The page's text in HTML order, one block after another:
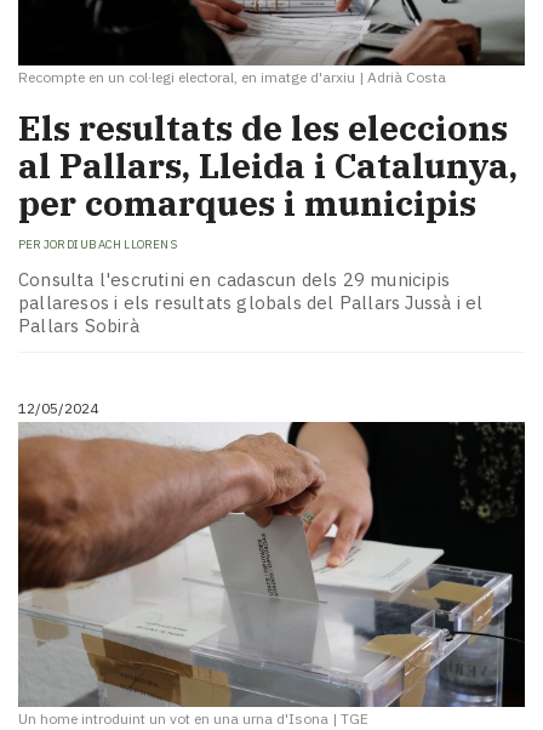
Recompte en un col·legi electoral, en imatge d'arxiu | Adrià Costa
Els resultats de les eleccions
al Pallars, Lleida i Catalunya,
per comarques i municipis
PER JORDI UBACH LLORENS
Consulta l'escrutini en cadascun dels 29 municipis
pallaresos i els resultats globals del Pallars Jussà i el
Pallars Sobirà
12/05/2024
Un home introduint un vot en una urna d'Isona | TGE